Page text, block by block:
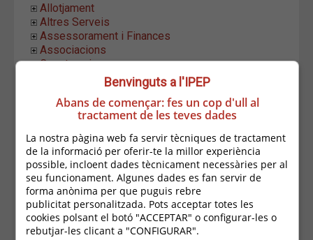
Allotjament
Altres Serveis
Assessorament i Finances
Associacions
Construccions
Equipament LLar
Establiments Alimentació
Estètica i Higiene
Formació i Ocupació
Hostaleria
Indústria i Distribució
Informàtica i Comunicació
Instal.lacions i Manteniment
Moda i Complements
Oci
Activitats Educatives
Altres Activitats
Benvinguts a l'IPEP
Abans de començar: fes un cop d'ull al
tractament de les teves dades
La nostra pàgina web fa servir tècniques de tractament
de la informació per oferir-te la millor experiència
possible, incloent dades tècnicament necessàries per al
seu funcionament. Algunes dades es fan servir de
forma anònima per que puguis rebre
publicitat personalitzada. Pots acceptar totes les
cookies polsant el botó "ACCEPTAR" o configurar-les o
rebutjar-les clicant a "CONFIGURAR".